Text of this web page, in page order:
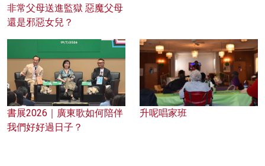
非常父母送進監獄 惡魔父母
還是邪惡女兒？
書展2026｜廣東歌如何陪伴
我們好好過日子？
升呢唱家班